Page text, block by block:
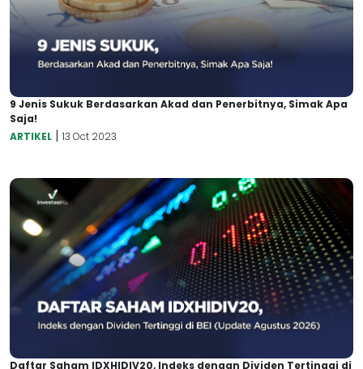
9 Jenis Sukuk Berdasarkan Akad dan Penerbitnya, Simak Apa
Saja!
ARTIKEL | 13 Oct 2023
Daftar Saham IDXHIDIV20, Indeks dengan Dividen Tertinggi di